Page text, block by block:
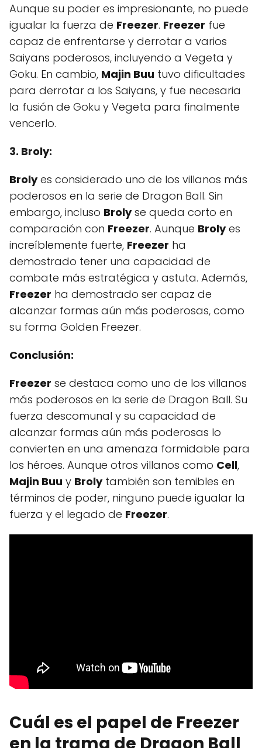
Aunque su poder es impresionante, no puede
igualar la fuerza de Freezer. Freezer fue
capaz de enfrentarse y derrotar a varios
Saiyans poderosos, incluyendo a Vegeta y
Goku. En cambio, Majin Buu tuvo dificultades
para derrotar a los Saiyans, y fue necesaria
la fusión de Goku y Vegeta para finalmente
vencerlo.
3. Broly:
Brolyes considerado uno de los villanos más
poderosos en la serie de Dragon Ball. Sin
embargo, incluso Brolyse queda corto en
comparación con Freezer. Aunque Brolyes
increíblemente fuerte, Freezer ha
demostrado tener una capacidad de
combate más estratégica y astuta. Además,
Freezer ha demostrado ser capaz de
alcanzar formas aún más poderosas, como
su forma Golden Freezer.
Conclusión:
Freezer se destaca como uno de los villanos
más poderosos en la serie de Dragon Ball. Su
fuerza descomunal y su capacidad de
alcanzar formas aún más poderosas lo
convierten en una amenaza formidable para
los héroes. Aunque otros villanos como Cell,
Majin Buu y Brolytambién son temibles en
términos de poder, ninguno puede igualar la
fuerza y el legado de Freezer.
Cuál es el papel de Freezer